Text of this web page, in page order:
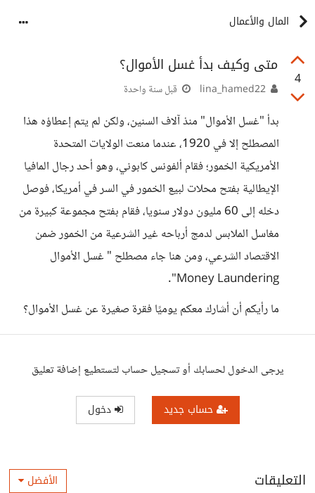
المال والأعمال
4
متى وكيف بدأ غسل الأموال؟
قبل سنة واحدة
بدأ "غسل الأموال" منذ آلاف السنين، ولكن لم يتم إعطاؤه هذا
المصطلح إلا في 1920، عندما منعت الولايات المتحدة
الأمريكية الخمور؛ فقام ألفونس كابوني، وهو أحد رجال المافيا
الإيطالية بفتح محلات لبيع الخمور في السر في أمريكا، فوصل
دخله إلى 60 مليون دولار سنويا، فقام بفتح مجموعة كبيرة من
مغاسل الملابس لدمج أرباحه غير الشرعية من الخمور ضمن
الاقتصاد الشرعي، ومن هنا جاء مصطلح " غسل الأموال
Money Laundering".
ما رأيكم أن أشارك معكم يوميًا فقرة صغيرة عن غسل الأموال؟
يرجى الدخول لحسابك أو تسجيل حساب لتستطيع إضافة تعليق
حساب جديد دخول
التعليقات الأفضل